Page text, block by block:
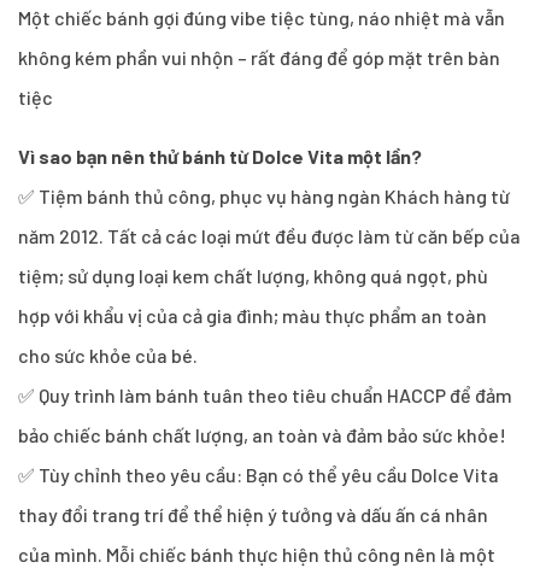
Một chiếc bánh gợi đúng vibe tiệc tùng, náo nhiệt mà vẫn
không kém phần vui nhộn – rất đáng để góp mặt trên bàn
tiệc
Vì sao bạn nên thử bánh từ Dolce Vita một lần?
✅ Tiệm bánh thủ công, phục vụ hàng ngàn Khách hàng từ
năm 2012. Tất cả các loại mứt đều được làm từ căn bếp của
tiệm; sử dụng loại kem chất lượng, không quá ngọt, phù
hợp với khẩu vị của cả gia đình; màu thực phẩm an toàn
cho sức khỏe của bé.
✅ Quy trình làm bánh tuân theo tiêu chuẩn HACCP để đảm
bảo chiếc bánh chất lượng, an toàn và đảm bảo sức khỏe!
✅ Tùy chỉnh theo yêu cầu: Bạn có thể yêu cầu Dolce Vita
thay đổi trang trí để thể hiện ý tưởng và dấu ấn cá nhân
của mình. Mỗi chiếc bánh thực hiện thủ công nên là một